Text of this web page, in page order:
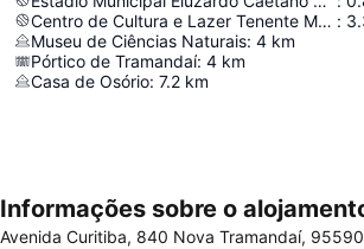
Centro de Cultura e Lazer Tenente Marino Dias de Oliveira :
Museu de Ciências Naturais: 4 km
Pórtico de Tramandaí: 4 km
Casa de Osório: 7.2 km
Informações sobre o
Avenida Curitiba, 840 Nova Tramandaí,